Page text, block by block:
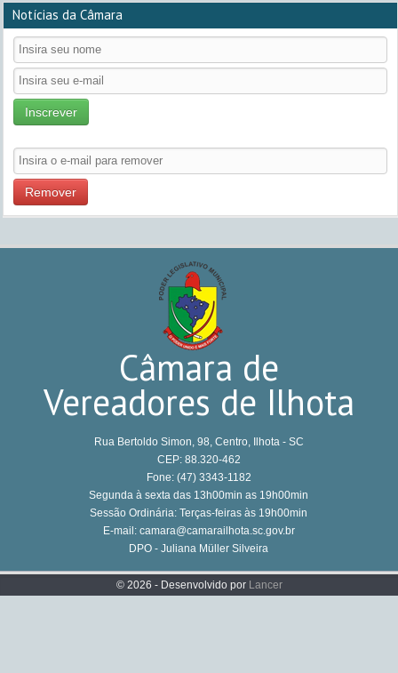
Notícias da Câmara
Inscrever
Remover
Câmara de
Vereadores de Ilhota
Rua Bertoldo Simon, 98, Centro, Ilhota - SC
CEP: 88.320-462
Fone: (47) 3343-1182
Segunda à sexta das 13h00min as 19h00min
Sessão Ordinária: Terças-feiras às 19h00min
E-mail: camara@camarailhota.sc.gov.br
DPO - Juliana Müller Silveira
© 2026 - Desenvolvido por Lancer